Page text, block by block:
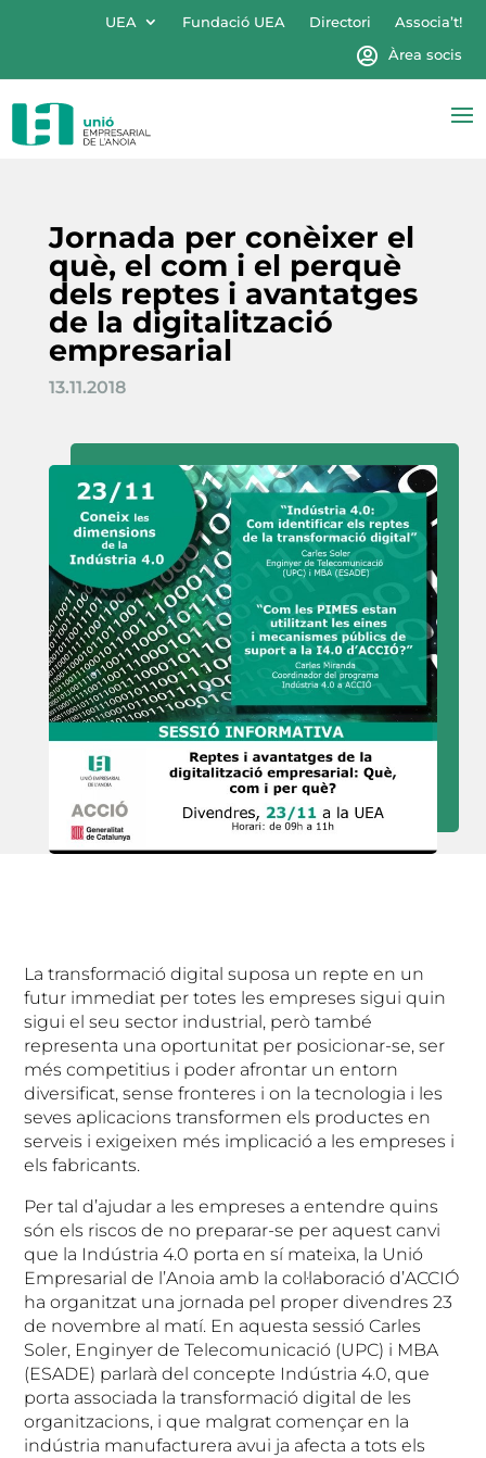
UEA Fundació UEA Directori
Associa’t!
Àrea socis
Jornada per conèixer el
què, el com i el perquè
dels reptes i avantatges
de la digitalització
empresarial
13.11.2018
La transformació digital suposa un repte en un
futur immediat per totes les empreses sigui quin
sigui el seu sector industrial, però també
representa una oportunitat per posicionar-se, ser
més competitius i poder afrontar un entorn
diversificat, sense fronteres i on la tecnologia i les
seves aplicacions transformen els productes en
serveis i exigeixen més implicació a les empreses i
els fabricants.
Per tal d’ajudar a les empreses a entendre quins
són els riscos de no preparar-se per aquest canvi
que la Indústria 4.0 porta en sí mateixa, la Unió
Empresarial de l’Anoia amb la col·laboració d’ACCIÓ
ha organitzat una jornada pel proper divendres 23
de novembre al matí. En aquesta sessió Carles
Soler, Enginyer de Telecomunicació (UPC) i MBA
(ESADE) parlarà del concepte Indústria 4.0, que
porta associada la transformació digital de les
organitzacions, i que malgrat començar en la
indústria manufacturera avui ja afecta a tots els